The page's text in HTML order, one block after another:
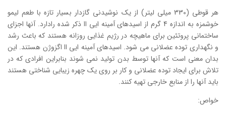
هر قوطی (330 میلی لیتر) از یک نوشیدنی گازدار بسیار تازه با طعم لیمو
خوشمزه به اندازه 4 گرم از اسیدهای آمینه ایی اا ذکر شده رادارد. آنها اجزای
ساختمانی پروتئین برای ماهیچه در رژیم غذایی روزانه هستند که باعث رشد
و نگهداری توده عضلانی می شود. اسیدهای آمینه ایی اا اگزوژن هستند. این
بدان معنی است که آنها توسط بدن تولید نمی شوند بنابراین افرادی که در
تلاش برای ایجاد توده عضلانی و کار بر روی یک چهره زیبایی شناختی هستند
باید آنها را از منابع خارجی تهیه کنند.
خواص: